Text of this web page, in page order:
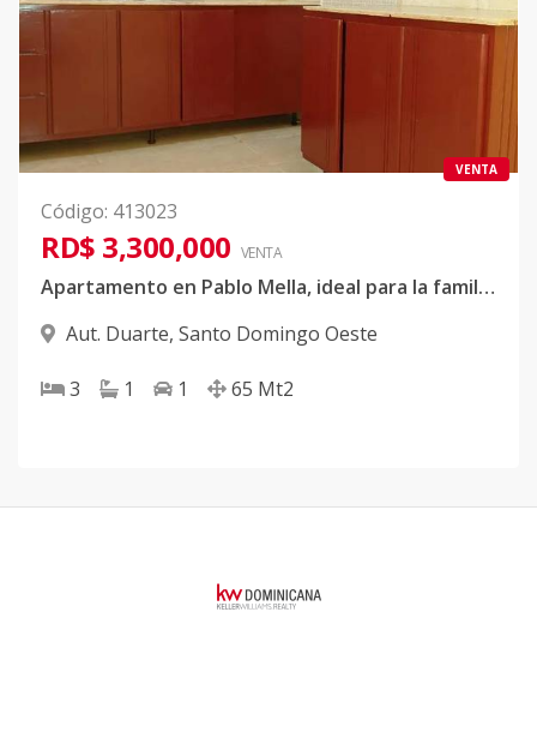
VENTA
Código: 413023
RD$ 3,300,000 VENTA
Apartamento en Pablo Mella, ideal para la familia o inversion. 3 habitaciones, en la misma Autopista Duarte, facil de llegar desde el centro de la ciudad.
Aut. Duarte, Santo Domingo Oeste
3 1 1 65 Mt2